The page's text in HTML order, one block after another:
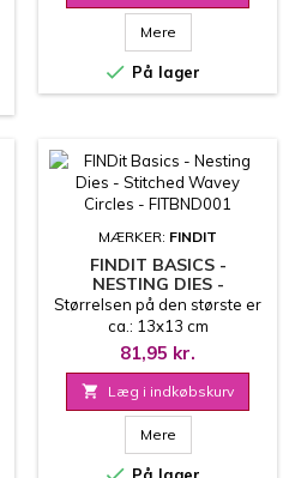
Mere
 På lager
MÆRKER: FINDIT
FINDIT BASICS -
NESTING DIES -
STITCHED WAVEY
CIRCLES - FITBND001
Størrelsen på den største er
ca.: 13x13 cm
81,95 kr.
 Læg i indkøbskurv
Mere